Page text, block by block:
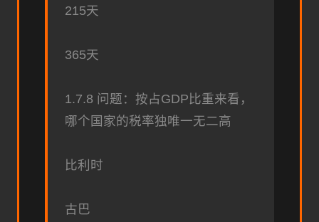
215天
365天
1.7.8 问题：按占GDP比重来看，
哪个国家的税率独唯一无二高
比利时
古巴